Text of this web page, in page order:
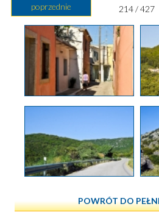
poprzednie 214 / 427
POWRÓT DO